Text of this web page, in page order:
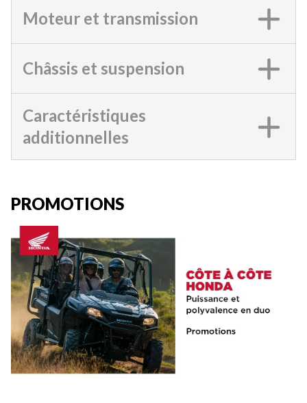
Moteur et transmission
Châssis et suspension
Caractéristiques
additionnelles
PROMOTIONS